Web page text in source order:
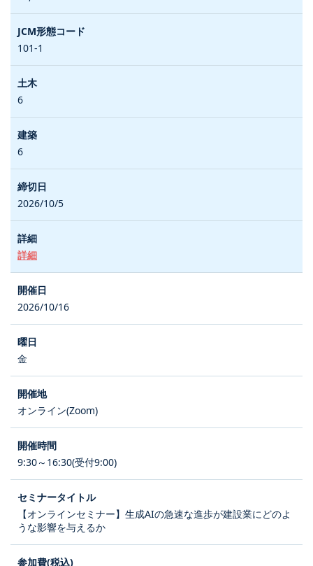
101-1
6
6
2026/10/5
詳細
2026/10/16
金
オンライン(Zoom)
9:30～16:30(受付9:00)
【オンラインセミナー】生成AIの急速な進歩が建設業にどのよ
うな影響を与えるか